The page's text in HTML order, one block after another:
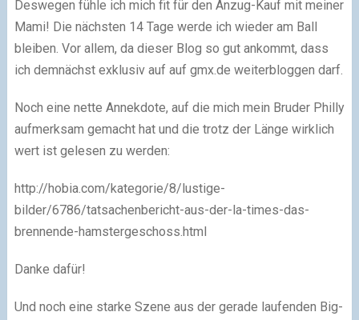
Deswegen fühle ich mich fit für den Anzug-Kauf mit meiner
Mami! Die nächsten 14 Tage werde ich wieder am Ball
bleiben. Vor allem, da dieser Blog so gut ankommt, dass
ich demnächst exklusiv auf auf gmx.de weiterbloggen darf.
Noch eine nette Annekdote, auf die mich mein Bruder Philly
aufmerksam gemacht hat und die trotz der Länge wirklich
wert ist gelesen zu werden:
http://hobia.com/kategorie/8/lustige-
bilder/6786/tatsachenbericht-aus-der-la-times-das-
brennende-hamstergeschoss.html
Danke dafür!
Und noch eine starke Szene aus der gerade laufenden Big-